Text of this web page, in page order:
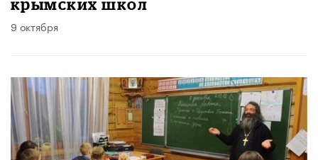
крымских школ
9 октября